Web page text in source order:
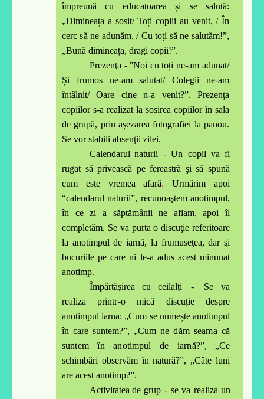
împreună cu educatoareași se salută:
„Dimineața a sosit/ Toți copiii au venit, /În
cercsăne adunăm, / Cu toți să nesalutăm!”,
„Bună dimineața, dragi copii!”.
Prezenţa -”Noi cu toți ne-am adunat/
Și frumos ne-am salutat/ Colegii ne-am
întâlnit/ Oare cine n-a venit?”. Prezenţa
copiilor s-a realizat la sosirea copiilor în sala
de grupă, prin așezarea fotografiei la panou.
Se vor stabili absenţii zilei.
Calendarul naturii -Un copil va fi
rugat să privească pe fereastră şi să spună
cum este vremea afară.Urmărim apoi
“calendarul naturii”, recunoaştem anotimpul,
în ce zi a săptămânii ne aflam, apoi îl
completăm. Se va purta o discuţie referitoare
la anotimpul de iarnă, la frumuseţea, dar şi
bucuriile pe care ni le-a adus acest minunat
anotimp.
Împărtășirea cu ceilalți - Se va
realizaprintr-o mică discuție despre
anotimpul iarna: „Cum se numește anotimpul
în care suntem?”, „Cumne dăm seama că
suntem în anotimpul de iarnă?”, „Ce
schimbări observăm în natură?”, „Câte luni
are acest anotimp?”.
Activitatea de grup - se va realiza un